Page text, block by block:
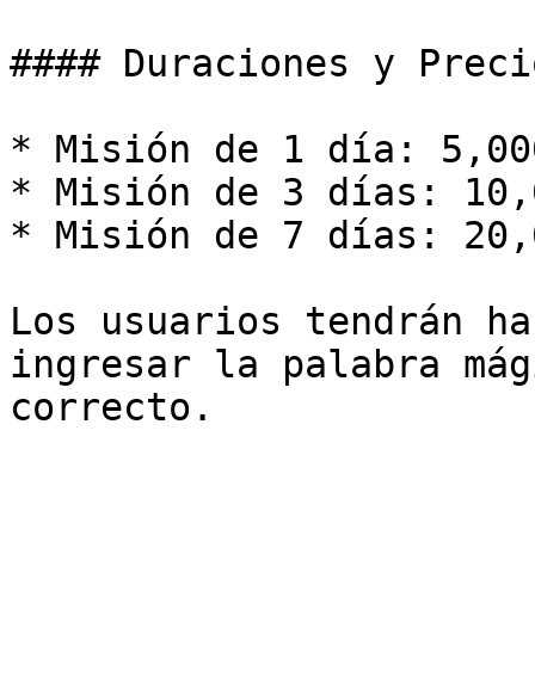
#### Duraciones y
* Misión de 1 día: 5,000
* Misión de 3 días:
* Misión de 7 días:
Los usuarios tendrán
ingresar la palabra